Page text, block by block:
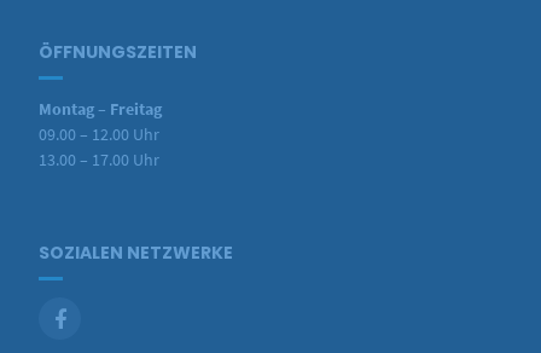
ÖFFNUNGSZEITEN
Montag – Freitag
09.00 – 12.00 Uhr
13.00 – 17.00 Uhr
SOZIALEN NETZWERKE